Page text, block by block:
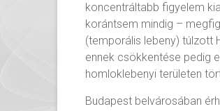
koncentráltabb figyelem
korántsem mindig –
(temporális lebeny) túlzott
ennek csökkentése pedig
homloklebenyi területen
Budapest belvárosában